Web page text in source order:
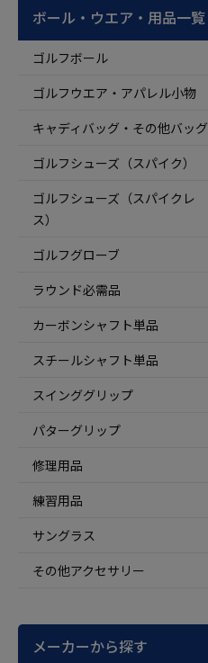
ボール・ウエア・用品一覧
ゴルフボール
ゴルフウエア・アパレル小物
キャディバッグ・その他バッグ
ゴルフシューズ（スパイク）
ゴルフシューズ（スパイクレ
ス）
ゴルフグローブ
ラウンド必需品
カーボンシャフト単品
スチールシャフト単品
スインググリップ
パターグリップ
修理用品
練習用品
サングラス
その他アクセサリー
メーカーから探す